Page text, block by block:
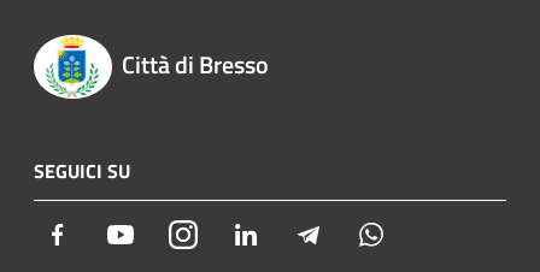
Città di Bresso
SEGUICI SU
Facebook YoutubeInstagram LinkedIn Telegram